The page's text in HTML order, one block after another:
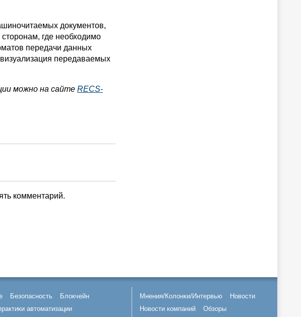
документов,
где необходимо
передачи данных
передаваемых
можно на сайте RECS-
комментарий.
Безопасность
Блокчейн
автоматизации
Мнения/Колонки/Интервью
Новости
Новости компаний
Обзоры